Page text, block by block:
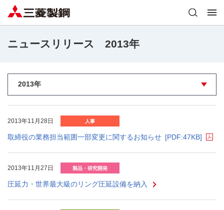
ニュースリリース 2013年
2013年11月28日 人事
取締役の業務担当範囲一部変更に関するお知らせ [PDF:47KB]
2013年11月27日 製品・研究開発
圧延力・世界最大級のリング圧延設備を納入